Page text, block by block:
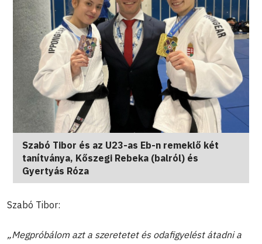
Szabó Tibor és az U23-as Eb-n remeklő két
tanítványa, Kőszegi Rebeka (balról) és
Gyertyás Róza
Szabó Tibor:
„Megpróbálom azt a szeretetet és odafigyelést átadni a